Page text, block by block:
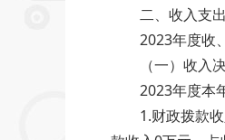
二、收入
2023年度收
（一）收入
2023年度本
1.财政拨款收